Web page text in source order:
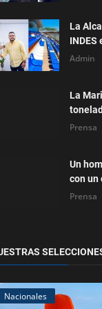
La
INDES
Admin
La
Prensa
Un
con un
Prensa
Nacionales